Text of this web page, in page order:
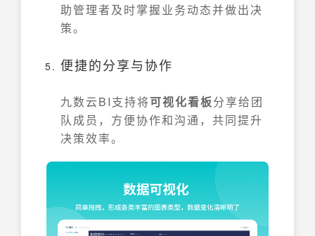
助管理者及时掌握业务动态并做出决
策。
便捷的分享与协作
九数云BI支持将可视化看板分享给团
队成员，方便协作和沟通，共同提升
决策效率。